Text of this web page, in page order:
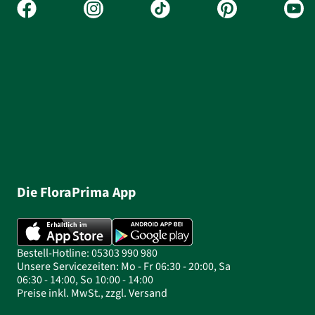
Die FloraPrima App
Bestell-Hotline: 05303 990 980
Unsere Servicezeiten: Mo - Fr 06:30 - 20:00, Sa
06:30 - 14:00, So 10:00 - 14:00
Preise inkl. MwSt., zzgl. Versand